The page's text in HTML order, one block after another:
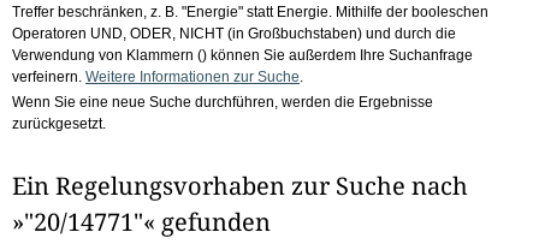
Treffer beschränken, z. B. "Energie" statt Energie. Mithilfe der booleschen
Operatoren UND, ODER, NICHT (in Großbuchstaben) und durch die
Verwendung von Klammern () können Sie außerdem Ihre Suchanfrage
verfeinern. Weitere Informationen zur Suche
Wenn Sie eine neue Suche durchführen, werden die Ergebnisse
zurückgesetzt.
Ein Regelungsvorhaben zur Suche nach
»"20/14771"« gefunden